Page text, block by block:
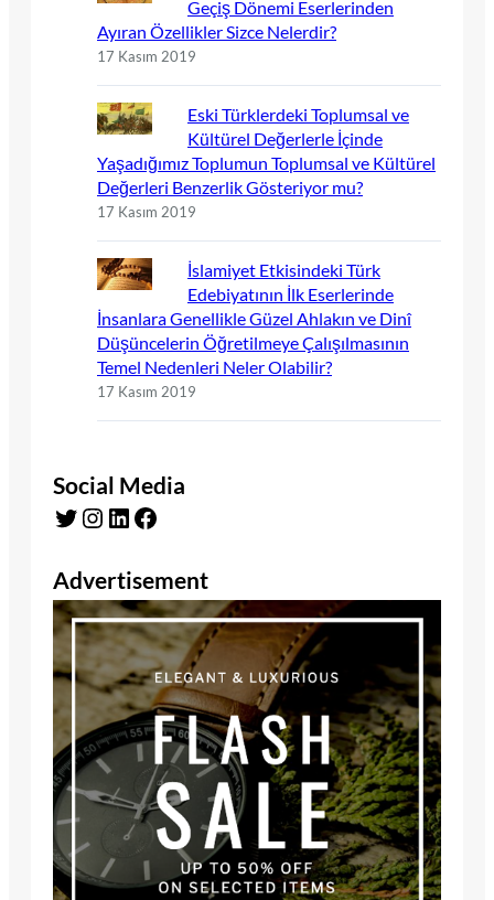
Geçiş Dönemi Eserlerinden
Ayıran Özellikler Sizce Nelerdir?
17 Kasım 2019
Eski Türklerdeki Toplumsal ve
Kültürel Değerlerle İçinde
Yaşadığımız Toplumun Toplumsal ve Kültürel
Değerleri Benzerlik Gösteriyor mu?
17 Kasım 2019
İslamiyet Etkisindeki Türk
Edebiyatının İlk Eserlerinde
İnsanlara Genellikle Güzel Ahlakın ve Dinî
Düşüncelerin Öğretilmeye Çalışılmasının
Temel Nedenleri Neler Olabilir?
17 Kasım 2019
Social Media
Twitter Instagram LinkedIn Facebook
Advertisement